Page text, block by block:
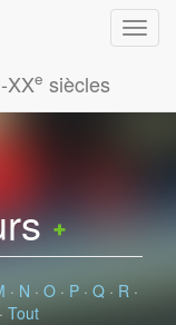
-XXe siècles
· N · O · P · Q · R ·
Tout